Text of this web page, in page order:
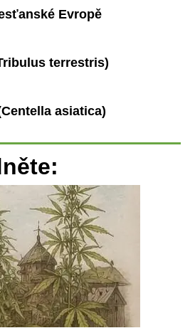
Evropě
terrestris)
asiatica)